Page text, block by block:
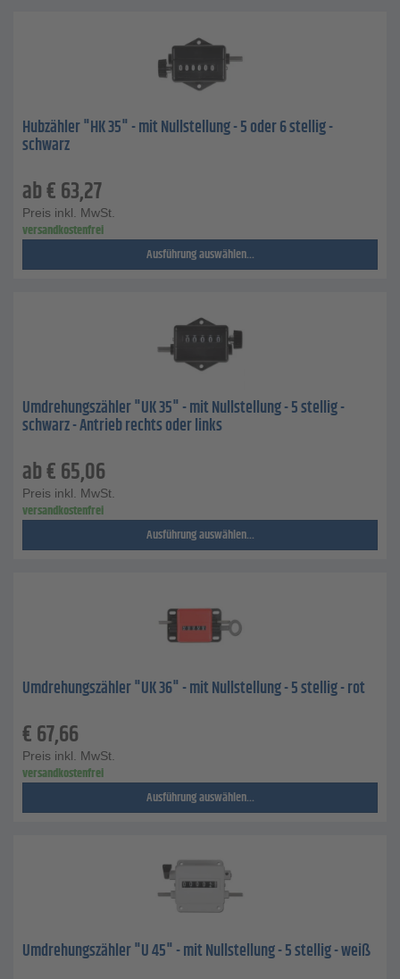
Hubzähler "HK 35" - mit Nullstellung - 5 oder 6 stellig -
schwarz
ab€63,27
Preis inkl. MwSt.
versandkostenfrei
Ausführung auswählen...
Umdrehungszähler "UK 35" - mit Nullstellung - 5 stellig -
schwarz - Antrieb rechts oder links
ab€65,06
Preis inkl. MwSt.
versandkostenfrei
Ausführung auswählen...
Umdrehungszähler "UK 36" - mit Nullstellung - 5 stellig - rot
€67,66
Preis inkl. MwSt.
versandkostenfrei
Ausführung auswählen...
Umdrehungszähler "U 45" - mit Nullstellung - 5 stellig - weiß